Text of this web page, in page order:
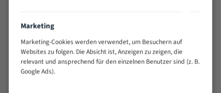
Technische Beschreibung:
Positiver Spanwinkel
Bandkörper aus hochlegiertem Federstahl
Marketing
Marketing-Cookies werden verwendet, um Besuchern auf
Websites zu folgen. Die Absicht ist, Anzeigen zu zeigen, die
relevant und ansprechend für den einzelnen Benutzer sind (z. B.
Google Ads).